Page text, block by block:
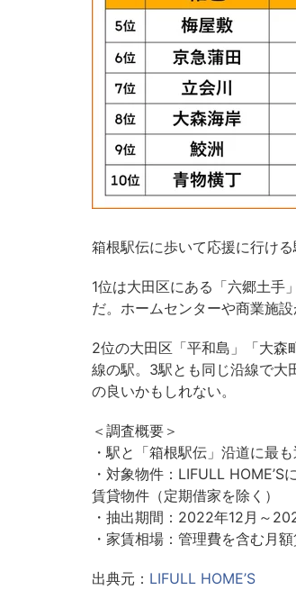
箱根駅伝に歩いて応援に行け
1位は大田区にある「六郷土手
だ。ホームセンターや商業施
2位の大田区「平和島」「大
線の駅。3駅とも同じ沿線で大
の良いかもしれない。
＜調査概要＞
・駅と「箱根駅伝」沿道に最
・対象物件：LIFULL
賃貸物件（定期借家を除く）
・抽出期間：2022年12月～
・家賃相場：管理費を含む⽉
出典元： LIFULL HOME’S